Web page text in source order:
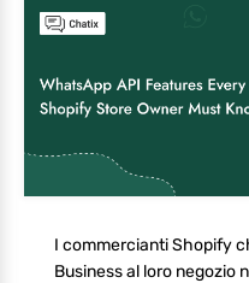
I commercianti Shopify
Business al loro negozio